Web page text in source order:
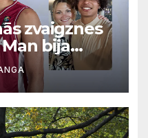
zvaigznes
bija